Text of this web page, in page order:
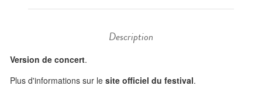
Description
Version de concert.
Plus d'informations sur le site officiel du festival.